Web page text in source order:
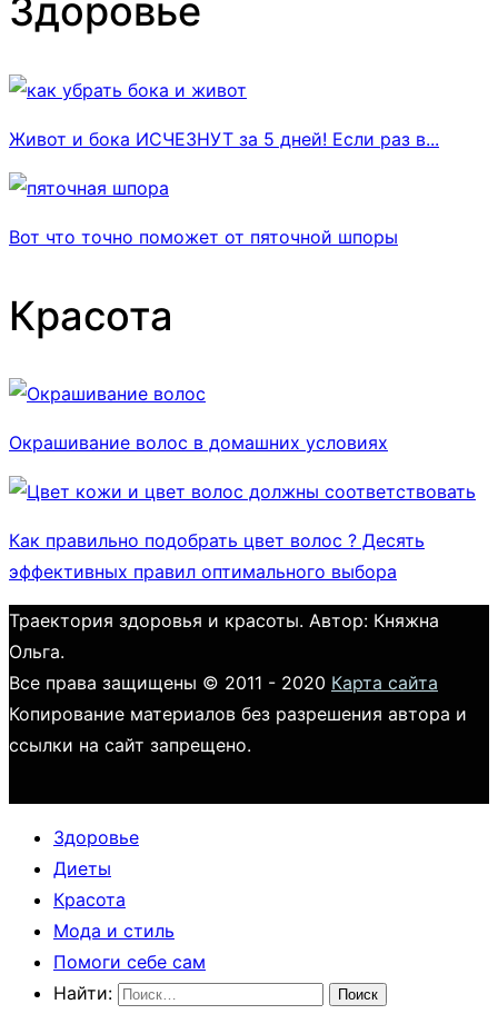
Здоровье
Живот и бока ИСЧЕЗНУТ за 5 дней! Если раз в...
Вот что точно поможет от пяточной шпоры
Красота
Окрашивание волос в домашних условиях
Как правильно подобрать цвет волос ? Десять
эффективных правил оптимального выбора
Траектория здоровья и красоты. Автор: Княжна
Ольга.
Все права защищены © 2011 - 2020 Карта сайта
Копирование материалов без разрешения автора и
ссылки на сайт запрещено.
Здоровье
Диеты
Красота
Мода и стиль
Помоги себе сам
Найти: